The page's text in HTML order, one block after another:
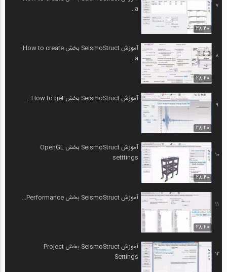
7
28:40
a...
8
28:40
آموزش SeismoStruct بخش How to create
a...
9
28:40
آموزش SeismoStruct بخش How to get...
10
28:40
آموزش SeismoStruct بخش OpenGL
setttings
11
28:40
آموزش SeismoStruct بخش Performance...
12
آموزش SeismoStruct بخش Project
Settings